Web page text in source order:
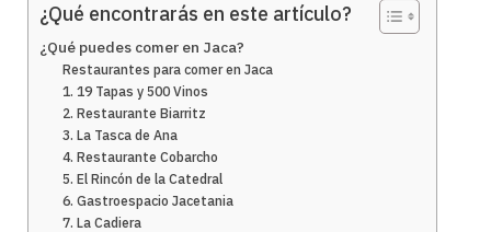
¿Qué encontrarás en este artículo?
¿Qué puedes comer en Jaca?
Restaurantes para comer en Jaca
1. 19 Tapas y 500 Vinos
2. Restaurante Biarritz
3. La Tasca de Ana
4. Restaurante Cobarcho
5. El Rincón de la Catedral
6. Gastroespacio Jacetania
7. La Cadiera